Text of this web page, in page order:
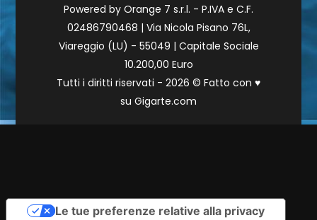
Powered by Orange 7 s.r.l. - P.IVA e C.F.
02486790468 | Via Nicola Pisano 76L,
Viareggio (LU) - 55049 | Capitale Sociale
10.200,00 Euro
Tutti i diritti riservati - 2026 © Fatto con ♥
su Gigarte.com
Le tue preferenze relative alla privacy